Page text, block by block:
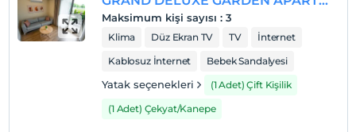
Maksimum kişi sayısı : 3
Klima Düz Ekran TV TV
İnternet
Kablosuz İnternet
Bebek Sandalyesi
Yatak seçenekleri
(1 Adet) Çift Kişilik
(1 Adet) Çekyat/Kanepe